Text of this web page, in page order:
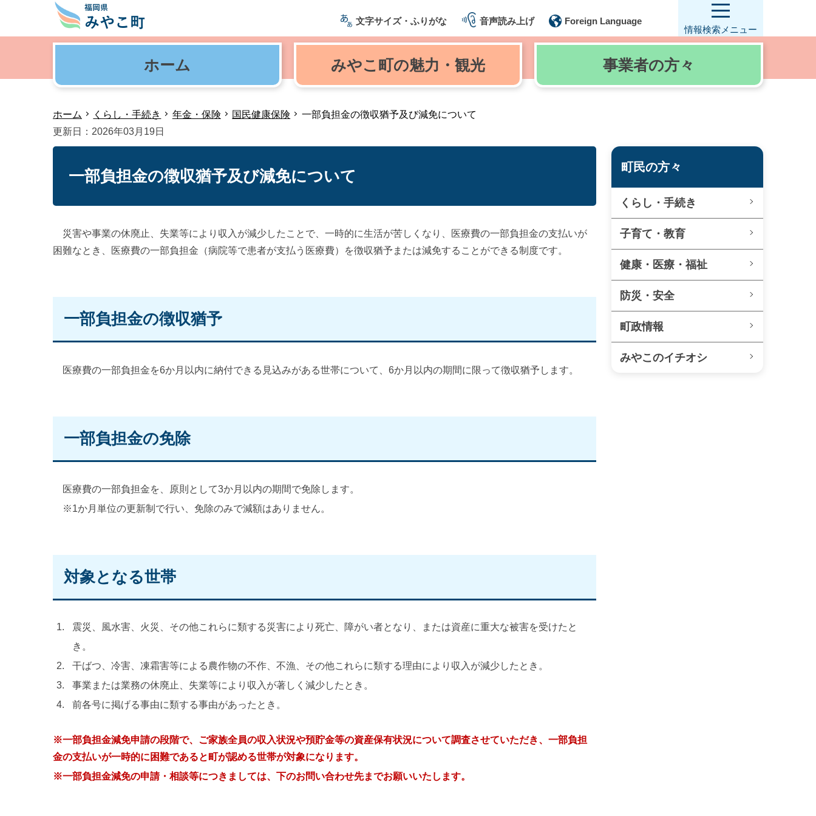
文字サイズ・ふりがな 音声読み上げ
Foreign Language
情報検索 メニュー
ホーム みやこ町の魅力・観光 事業者の方々
ホーム くらし・手続き 年金・保険 国民健康保険
一部負担金の徴収猶予及び減免について
更新日：2026年03月19日
一部負担金の徴収猶予及び減免について
災害や事業の休廃止、失業等により収入が減少したことで、一時的に生活が苦しくなり、医療費の一部負担金の支払いが
困難なとき、医療費の一部負担金（病院等で患者が支払う医療費）を徴収猶予または減免することができる制度です。
一部負担金の徴収猶予
医療費の一部負担金を6か月以内に納付できる見込みがある世帯について、6か月以内の期間に限って徴収猶予します。
一部負担金の免除
医療費の一部負担金を、原則として3か月以内の期間で免除します。
※1か月単位の更新制で行い、免除のみで減額はありません。
対象となる世帯
震災、風水害、火災、その他これらに類する災害により死亡、障がい者となり、または資産に重大な被害を受けたと
き。
干ばつ、冷害、凍霜害等による農作物の不作、不漁、その他これらに類する理由により収入が減少したとき。
事業または業務の休廃止、失業等により収入が著しく減少したとき。
前各号に掲げる事由に類する事由があったとき。
※一部負担金減免申請の段階で、ご家族全員の収入状況や預貯金等の資産保有状況について調査させていただき、一部負担
金の支払いが一時的に困難であると町が認める世帯が対象になります。
※一部負担金減免の申請・相談等につきましては、下のお問い合わせ先までお願いいたします。
町民の方々
くらし・手続き
子育て・教育
健康・医療・福祉
防災・安全
町政情報
みやこのイチオシ